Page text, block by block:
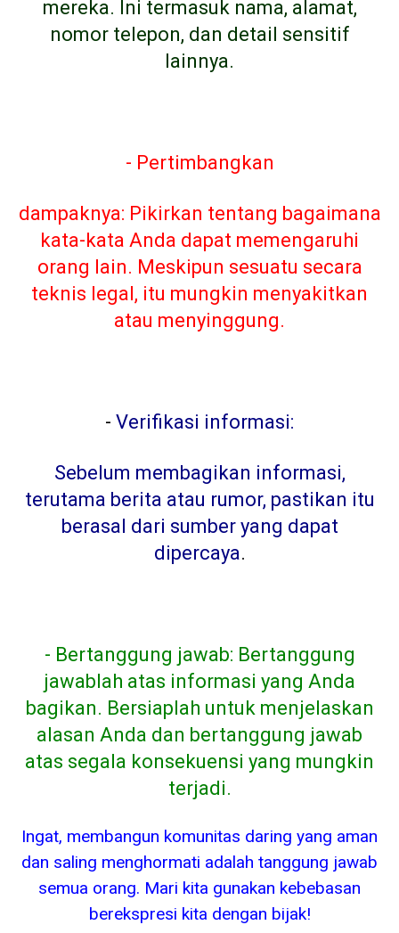
mereka. Ini termasuk nama, alamat,
nomor telepon, dan detail sensitif
lainnya.
- Pertimbangkan
dampaknya: Pikirkan tentang bagaimana
kata-kata Anda dapat memengaruhi
orang lain. Meskipun sesuatu secara
teknis legal, itu mungkin menyakitkan
atau menyinggung.
- Verifikasi informasi:
Sebelum membagikan informasi,
terutama berita atau rumor, pastikan itu
berasal dari sumber yang dapat
dipercaya.
- Bertanggung jawab: Bertanggung
jawablah atas informasi yang Anda
bagikan. Bersiaplah untuk menjelaskan
alasan Anda dan bertanggung jawab
atas segala konsekuensi yang mungkin
terjadi.
Ingat, membangun komunitas daring yang aman
dan saling menghormati adalah tanggung jawab
semua orang. Mari kita gunakan kebebasan
berekspresi kita dengan bijak!